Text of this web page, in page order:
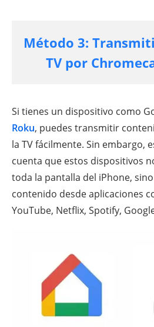
Método 3:
TV por
Si tienes un dispositivo como
Roku, puedes transmitir
la TV fácilmente. Sin embargo,
cuenta que estos dispositivos
toda la pantalla del iPhone,
contenido desde aplicaciones
YouTube, Netflix, Spotify,